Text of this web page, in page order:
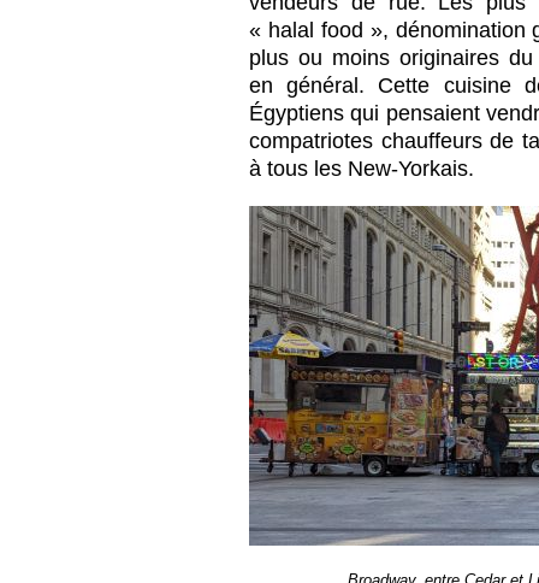
« halal food », dénomination
plus ou moins originaires
en général. Cette cuisine
Égyptiens qui pensaient
compatriotes chauffeurs de
à tous les New-Yorkais.